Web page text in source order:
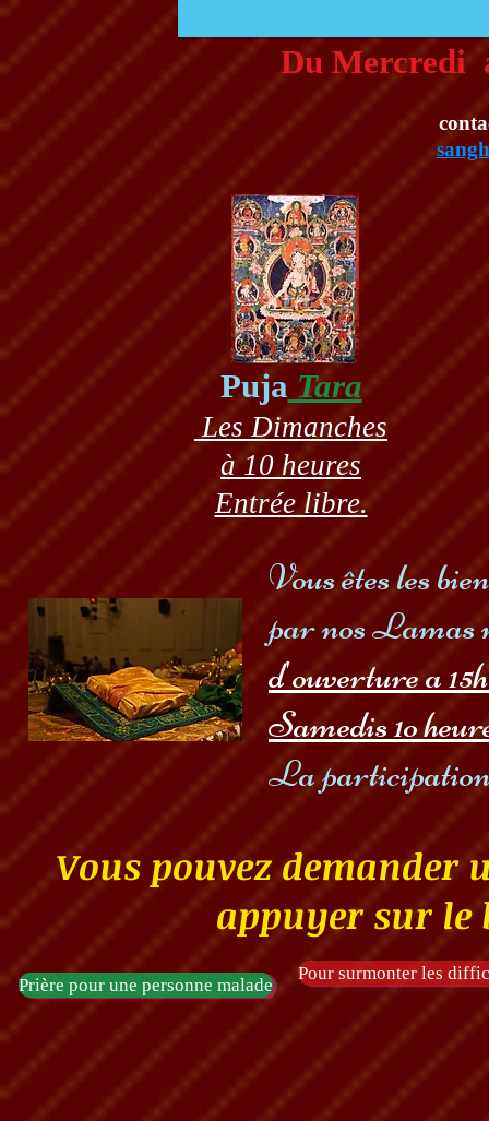
Du Mercredi
​Puja Tara
Les Dimanches
à 10 heures
Entrée libre.
Vous êtes les
par nos Lamas
d'ouverture a
Samedis 1o
La participation
Vous pouvez demander
appuyer sur le
Prière pour une personne malade
Pour surmonter les